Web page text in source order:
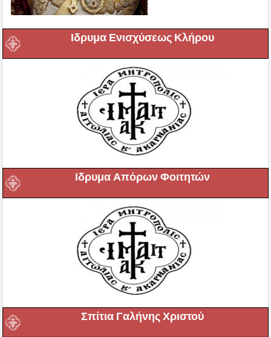
Ιδρυμα Ενισχύσεως Κλήρου
Ιδρυμα Απόρων Φοιτητών
Σπίτια Γαλήνης Χριστού